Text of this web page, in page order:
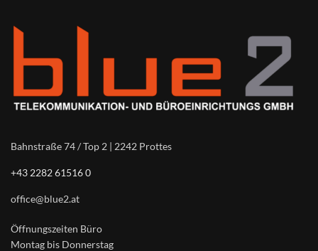
Bahnstraße 74 / Top 2 | 2242 Prottes
+43 2282 61516 0
office@blue2.at
Öffnungszeiten Büro
Montag bis Donnerstag